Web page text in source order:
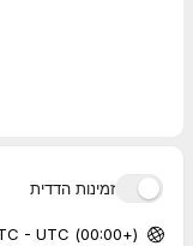
זמינות הדדית
(+00:00) UTC - UTC